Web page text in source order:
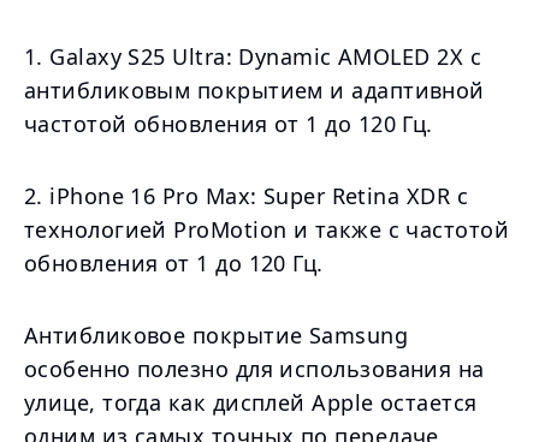
1. Galaxy S25 Ultra: Dynamic AMOLED 2X с
антибликовым покрытием и адаптивной
частотой обновления от 1 до 120 Гц.
2. iPhone 16 Pro Max: Super Retina XDR с
технологией ProMotion и также с частотой
обновления от 1 до 120 Гц.
Антибликовое покрытие Samsung
особенно полезно для использования на
улице, тогда как дисплей Apple остается
одним из самых точных по передаче